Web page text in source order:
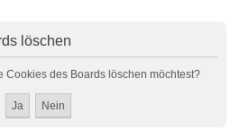
löschen
Cookies des Boards löschen möchtest?